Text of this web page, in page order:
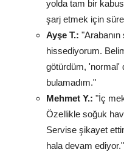
yolda tam bir
şarj etmek için
Ayşe T.:
hissediyorum.
götürdüm, 'normal'
bulamadım."
Mehmet Y.: "İç
Özellikle soğuk
Servise şikayet
hala devam ediyor."